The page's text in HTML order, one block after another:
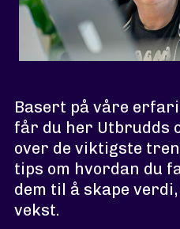
Basert på våre
får du her Utbrudds
over de viktigste
tips om hvordan du
dem til å skape
vekst.